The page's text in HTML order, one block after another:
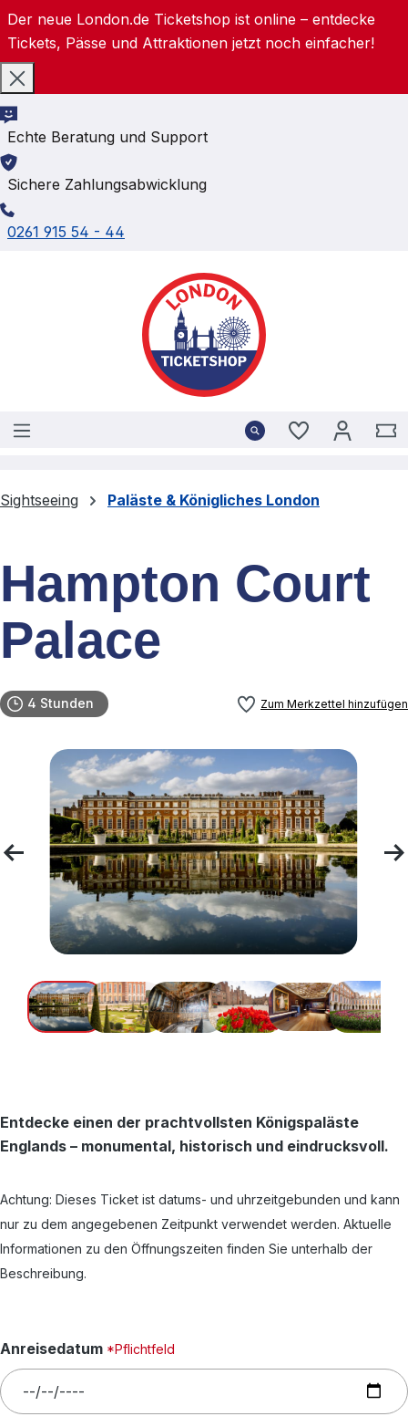
Zum Hauptinhalt springen
Der neue London.de Ticketshop ist online – entdecke
Tickets, Pässe und Attraktionen jetzt noch einfacher!
Echte Beratung und Support
Sichere Zahlungsabwicklung
0261 915 54 - 44
Du hast 0
Sightseeing Paläste & Königliches London
Hampton Court
Palace
4 Stunden Zum Merkzettel hinzufügen
Bildergalerie überspringen
Entdecke einen der prachtvollsten Königspaläste
Englands – monumental, historisch und eindrucksvoll.
Achtung: Dieses Ticket ist datums- und uhrzeitgebunden und kann
nur zu dem angegebenen Zeitpunkt verwendet werden. Aktuelle
Informationen zu den Öffnungszeiten finden Sie unterhalb der
Beschreibung.
Anreisedatum *Pflichtfeld